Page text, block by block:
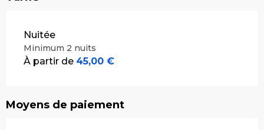
Tarifs 2026
Nuitée
Minimum 2 nuits
À partir de 45,00 €
Moyens de paiement